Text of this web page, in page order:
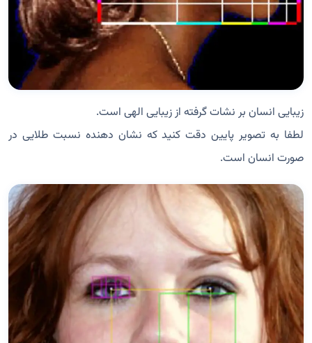
زیبایی انسان بر نشات گرفته از زیبایی الهی است.
لطفا به تصویر پایین دقت کنید که نشان دهنده نسبت طلایی در
صورت انسان است.